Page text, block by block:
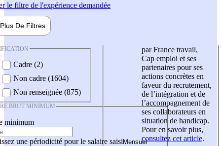
le filtre de l'expérience demandée
Plus De Filtres
Cadre (2)
Non cadre (1604)
Non renseignée (875)
BRUT MINIMUM
minimum
une périodicité pour le salaire saisi
par France travail,
Cap emploi et ses
partenaires pour ses
actions concrètes en
faveur du recrutement,
de l’intégration et de
l’accompagnement de
ses collaborateurs en
situation de handicap.
Pour en savoir plus,
consultez cet article.